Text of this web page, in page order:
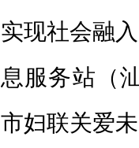
实现社会融
息服务站（
市妇联关爱